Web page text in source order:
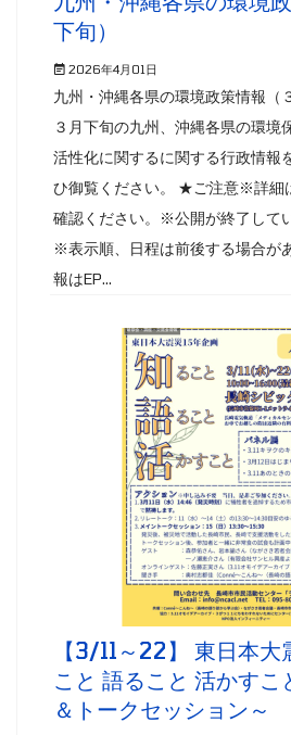
下旬）
2026年4月01日
九州・沖縄各県の環境政策情報（
３月下旬の九州、沖縄各県の環境
活性化に関するに関する行政情報
ひ御覧ください。 ★ご注意※詳細
確認ください。※公開が終了して
※表示順、日程は前後する場合が
報はEP...
【3/11～22】 東日本大
こと 語ること 活かすこ
＆トークセッション～